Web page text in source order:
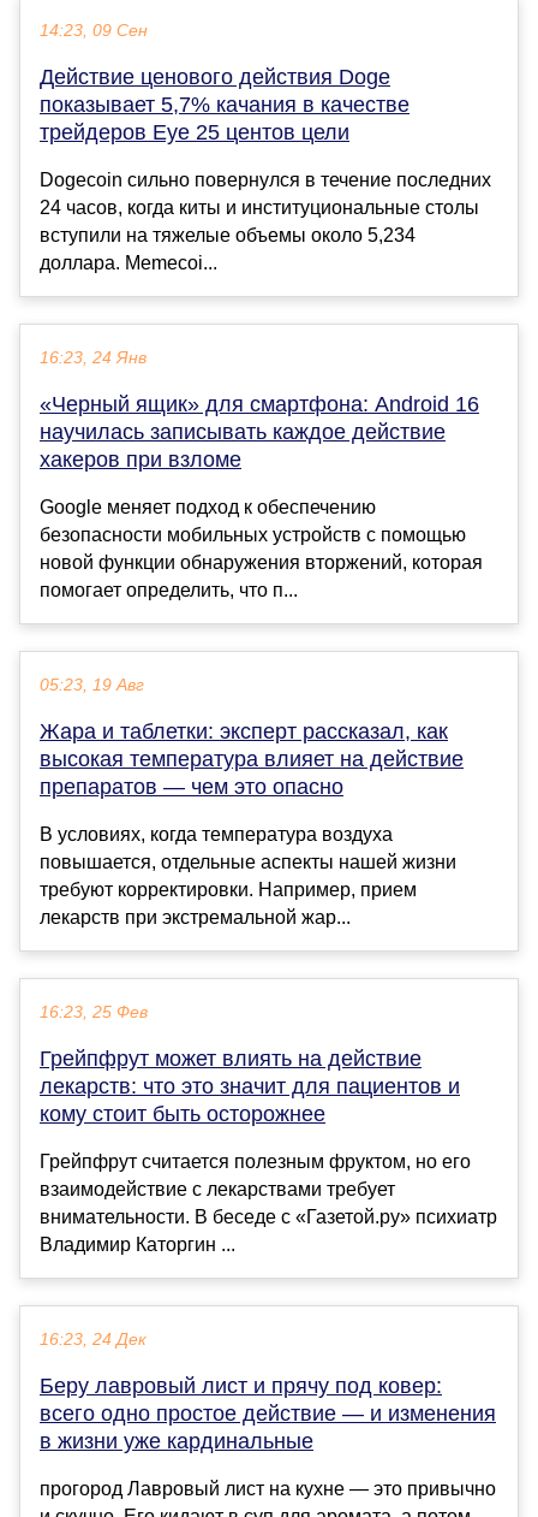
14:23, 09 Сен
Действие ценового действия Doge
показывает 5,7% качания в качестве
трейдеров Eye 25 центов цели
Dogecoin сильно повернулся в течение последних
24 часов, когда киты и институциональные столы
вступили на тяжелые объемы около 5,234
доллара. Memecoi...
16:23, 24 Янв
«Черный ящик» для смартфона: Android 16
научилась записывать каждое действие
хакеров при взломе
Google меняет подход к обеспечению
безопасности мобильных устройств с помощью
новой функции обнаружения вторжений, которая
помогает определить, что п...
05:23, 19 Авг
Жара и таблетки: эксперт рассказал, как
высокая температура влияет на действие
препаратов — чем это опасно
В условиях, когда температура воздуха
повышается, отдельные аспекты нашей жизни
требуют корректировки. Например, прием
лекарств при экстремальной жар...
16:23, 25 Фев
Грейпфрут может влиять на действие
лекарств: что это значит для пациентов и
кому стоит быть осторожнее
Грейпфрут считается полезным фруктом, но его
взаимодействие с лекарствами требует
внимательности. В беседе с «Газетой.ру» психиатр
Владимир Каторгин ...
16:23, 24 Дек
Беру лавровый лист и прячу под ковер:
всего одно простое действие — и изменения
в жизни уже кардинальные
прогород Лавровый лист на кухне — это привычно